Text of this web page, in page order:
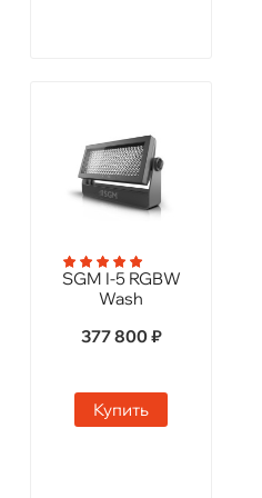
SGM I-5 RGBW
Wash
377 800 ₽
Купить